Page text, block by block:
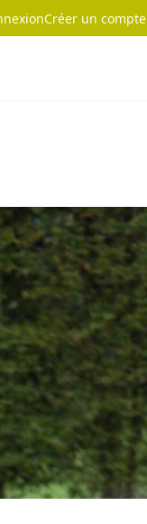
Créer un compte